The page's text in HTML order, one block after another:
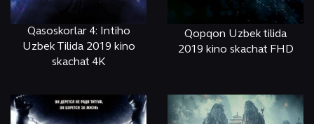
Qasoskorlar 4: Intiho
Uzbek Tilida 2019 kino
skachat 4K
Qopqon Uzbek tilida
2019 kino skachat FHD